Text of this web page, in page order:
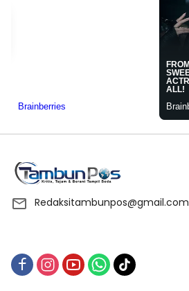
Redaksitambunpos@gmail.com